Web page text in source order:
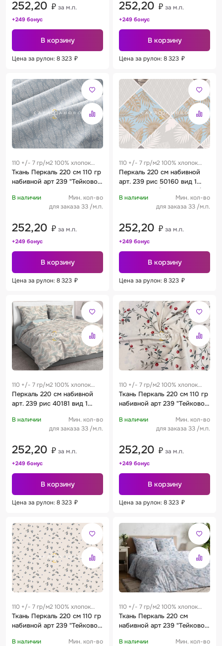
252,20 ₽ за м.п.
+249 бонус
В корзину
Цена за рулон: 8 323 ₽
252,20 ₽ за м.п.
+249 бонус
В корзину
Цена за рулон: 8 323 ₽
110 +/- 7 гр/м2 100% хлопок
0.25 м
Ткань Перкаль 220 см 110 гр
набивной арт 239 "Тейково"
В наличии
Мин. кол-во
для заказа 33 /м.п.
252,20 ₽ за м.п.
+249 бонус
В корзину
Цена за рулон: 8 323 ₽
110 +/- 7 гр/м2 100% хлопок
0.25 м
Перкаль 220 см набивной
арт. 239 рис 50160 вид 1
"Норманди" (комп 916750)
В наличии
Мин. кол-во
для заказа 33 /м.п.
252,20 ₽ за м.п.
+249 бонус
В корзину
Цена за рулон: 8 323 ₽
110 +/- 7 гр/м2 100% хлопок
0.25 м
Перкаль 220 см набивной
арт. 239 рис 40181 вид 1
В наличии
Мин. кол-во
для заказа 33 /м.п.
252,20 ₽ за м.п.
+249 бонус
В корзину
Цена за рулон: 8 323 ₽
110 +/- 7 гр/м2 100% хлопок
0.25 м
Ткань Перкаль 220 см 110 гр
набивной арт 239 "Тейково"
ягода"
В наличии
Мин. кол-во
для заказа 33 /м.п.
252,20 ₽ за м.п.
+249 бонус
В корзину
Цена за рулон: 8 323 ₽
110 +/- 7 гр/м2 100% хлопок
0.25 м
Ткань Перкаль 220 см 110 гр
набивной арт 239 "Тейково"
В наличии
Мин. кол-во
110 +/- 7 гр/м2 100% хлопок
0.25 м
Ткань Перкаль 220 см
набивной арт 239 "Тейково"
В наличии
Мин. кол-во